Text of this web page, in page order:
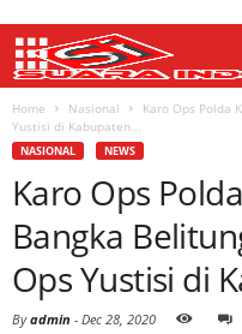
Home Nasional
Karo Ops Polda
Yustisi di Kabupaten...
NASIONAL NEWS
Karo Ops
Bangka
Ops Yustisi di
Byadmin - Dec 28, 2020